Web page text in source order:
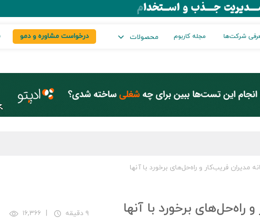
شرکت‌ها مجله کاربوم محصولات درخواست مشاوره و دمو
۹ دقیقه | ۱۶,۳۶۶